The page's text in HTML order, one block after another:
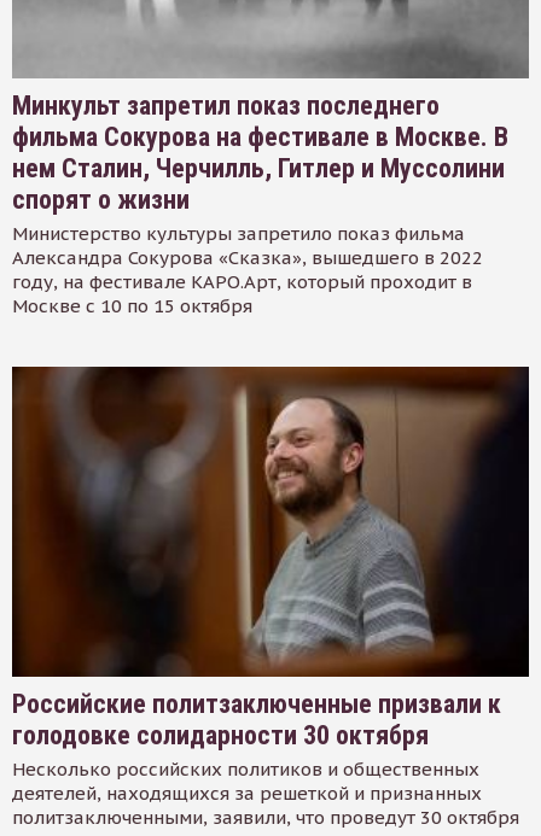
Минкульт запретил показ последнего
фильма Сокурова на фестивале в Москве. В
нем Сталин, Черчилль, Гитлер и Муссолини
спорят о жизни
Министерство культуры запретило показ фильма
Александра Сокурова «Сказка», вышедшего в 2022
году, на фестивале КАРО.Арт, который проходит в
Москве с 10 по 15 октября
Российские политзаключенные призвали к
голодовке солидарности 30 октября
Несколько российских политиков и общественных
деятелей, находящихся за решеткой и признанных
политзаключенными, заявили, что проведут 30 октября